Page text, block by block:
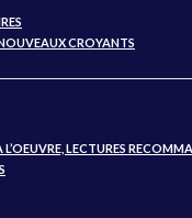
CROYANTS
L’OEUVRE, LECTURES